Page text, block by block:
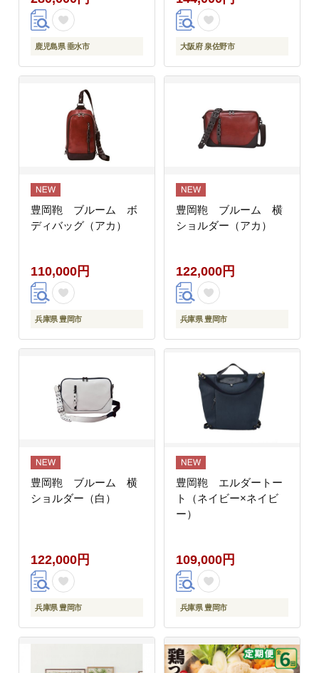
鹿児島県 垂水市 大阪府 泉佐野市
豊岡鞄 ブルーム ボ
ディバッグ（アカ）
110,000円
兵庫県 豊岡市
豊岡鞄 ブルーム 横
ショルダー（アカ）
122,000円
兵庫県 豊岡市
豊岡鞄 ブルーム 横
ショルダー（白）
122,000円
兵庫県 豊岡市
豊岡鞄 エルダートー
ト（ネイビー×ネイビ
ー）
109,000円
兵庫県 豊岡市